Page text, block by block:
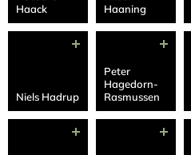
Haack
Haaning
Niels Hadrup
Peter
Hagedorn-
Rasmussen